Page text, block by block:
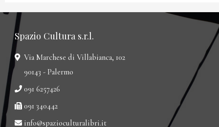
Spazio Cultura s.r.l.
Via Marchese di Villabianca, 102
90143 - Palermo
091 6257426
091 340442
info@spazioculturalibri.it